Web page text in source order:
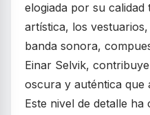
elogiada por su calidad
artística, los
banda sonora,
Einar Selvik,
oscura y auténtica que
Este nivel de detalle